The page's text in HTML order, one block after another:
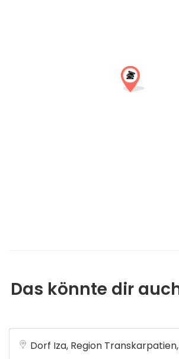
Das könnte dir
Dorf Iza, Region